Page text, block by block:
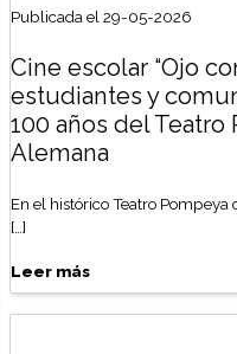
Publicada el 29-05-2026
Cine escolar “Ojo
estudiantes y
100 años del
Alemana
En el histórico Teatro
[…]
Leer más